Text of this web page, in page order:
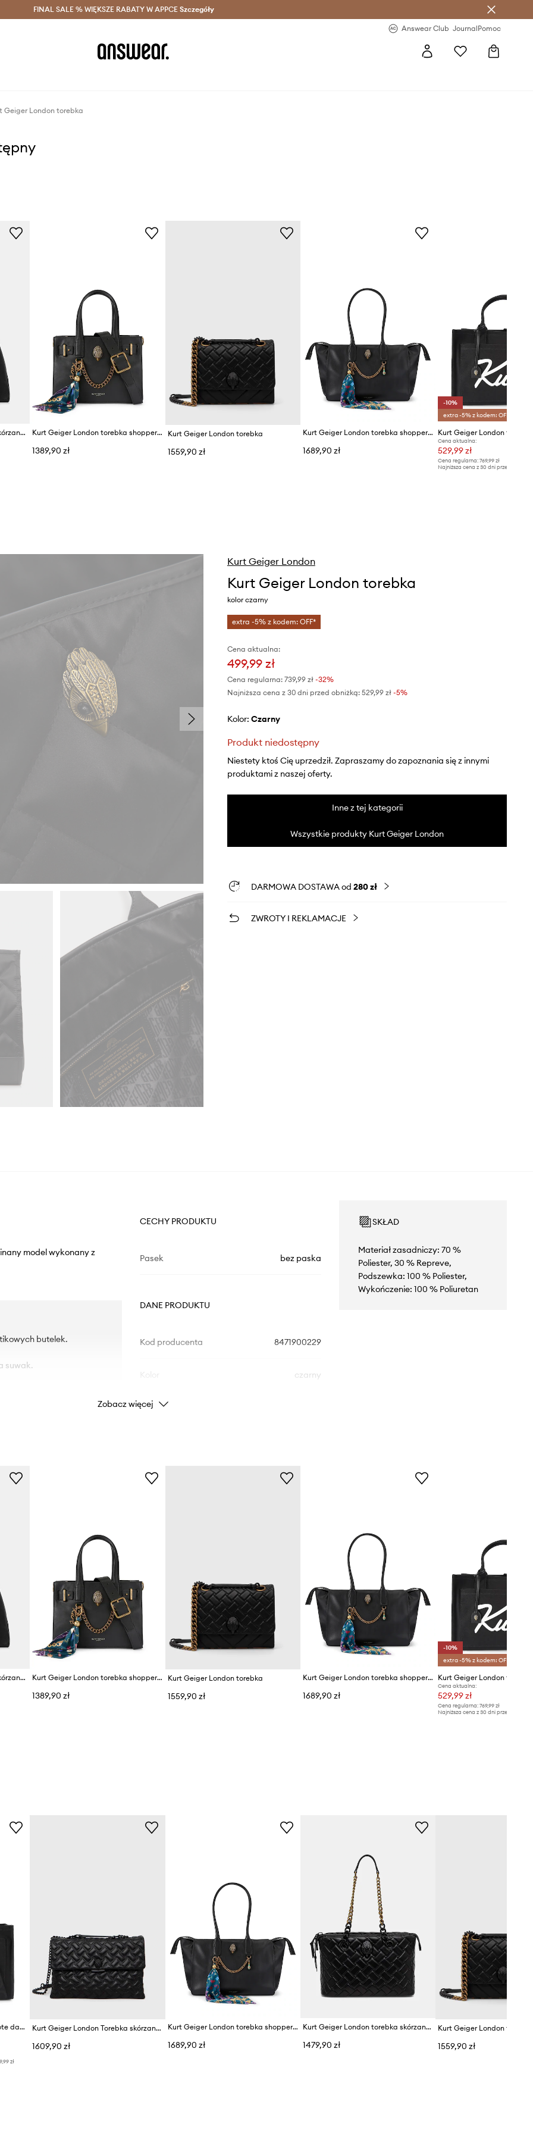
Oszczędzaj z Answear Club > Dostawa nawet w 24h >
FINAL SALE % WIĘKSZE RABATY W APPCE Szczegóły
Answear Club JournalPomoc
Geiger London torebka
Kurt Geiger London torebka skórzana CHELSEA Kurt Geiger London torebka shopper damska skórzana SLOANE
1389,90 zł
Kurt Geiger London torebka
1559,90 zł
Kurt Geiger London torebka shopper damska skórzana SLOANE
1689,90 zł
-10%
extra -5% z kodem: OFF*
Cena aktualna:
529,99 zł
Cena regularna: 769,99 zł
Najniższa cena z 30 dni przed obniżką:
Kurt Geiger London
Kurt Geiger London torebka
kolor czarny
extra -5% z kodem: OFF*
Cena aktualna:
499,99 zł
Cena regularna: 739,99 zł-32%
Najniższa cena z 30 dni przed obniżką: 529,99 zł -5%
Kolor: czarny
Produkt niedostępny
Niestety ktoś Cię uprzedził. Zapraszamy do zapoznania się z innymi
produktami z naszej oferty.
Inne z tej kategorii
Wszystkie produkty Kurt Geiger London
DARMOWA DOSTAWA od 280 zł
ZWROTY I REKLAMACJE
model wykonany z
butelek.
suwak.
CECHY PRODUKTU
Pasek bez paska
DANE PRODUKTU
Kod producenta 8471900229
czarny
Marka
ID Produktu
SKŁAD
Materiał zasadniczy: 70 %
Poliester, 30 % Repreve,
Podszewka: 100 % Poliester,
Wykończenie: 100 % Poliuretan
Zobacz więcej
Kurt Geiger London torebka skórzana CHELSEA Kurt Geiger London torebka shopper damska skórzana SLOANE
1389,90 zł
Kurt Geiger London torebka
1559,90 zł
Kurt Geiger London torebka shopper damska skórzana SLOANE
1689,90 zł
-10%
extra -5% z kodem: OFF*
Cena aktualna:
529,99 zł
Cena regularna: 769,99 zł
Najniższa cena z 30 dni przed obniżką:
Kurt Geiger London torebka tote damska bawełniana
zł
Kurt Geiger London Torebka skórzana
1609,90 zł
Kurt Geiger London torebka shopper damska skórzana SLOANE
1689,90 zł
Kurt Geiger London torebka skórzana KENSINGTON
1479,90 zł
Kurt Geiger London torebka
1559,90 zł